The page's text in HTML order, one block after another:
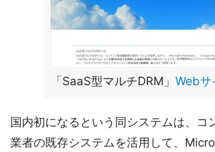
「SaaS型マルチDRM」 Webサ
国内初になるという同システムは、コ
業者の既存システムを活用して、